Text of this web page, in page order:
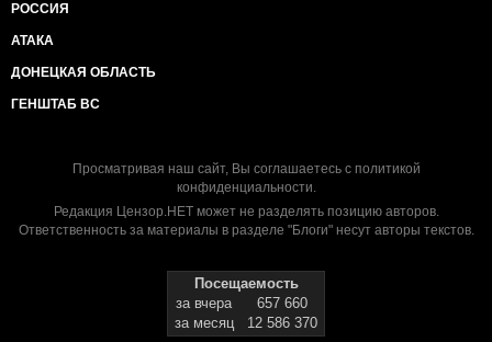
РОССИЯ
АТАКА
ДОНЕЦКАЯ ОБЛАСТЬ
ГЕНШТАБ ВС
Просматривая наш сайт, Вы соглашаетесь с политикой
конфиденциальности.
Редакция Цензор.НЕТ может не разделять позицию авторов.
Ответственность за материалы в разделе "Блоги" несут авторы текстов.
Посещаемость
за вчера
657 660
за месяц
12 586 370